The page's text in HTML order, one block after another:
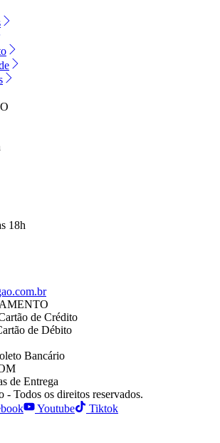
18h
de Crédito
de Débito
Bancário
Todos os direitos reservados.
Youtube Tiktok